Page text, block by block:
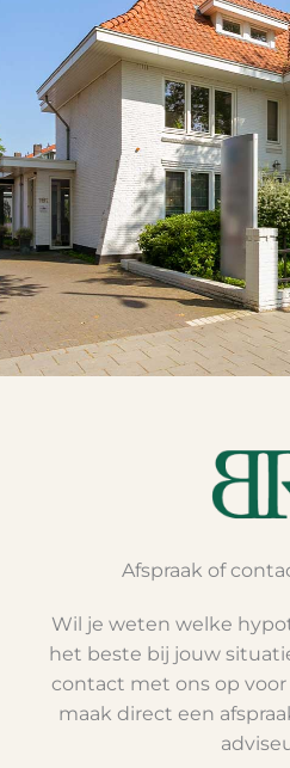
Afspraak of
Wil je weten welke
het beste bij jouw
contact met ons op
maak direct een